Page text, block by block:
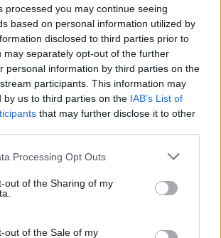
processed you may continue seeing
based on personal information utilized by
disclosed to third parties prior to
may separately opt-out of the further
personal information by third parties on the
participants. This information may
by us to third parties on the IAB’s List of
that may further disclose it to other
website/app uses one or more Google
visit or usage behaviour. You may click to
to Google and its third-party tags to
below specified purposes in below Google
Processing Opt Outs
out of the Sharing of my
out of the Sale of my
ελικόπτερο στο